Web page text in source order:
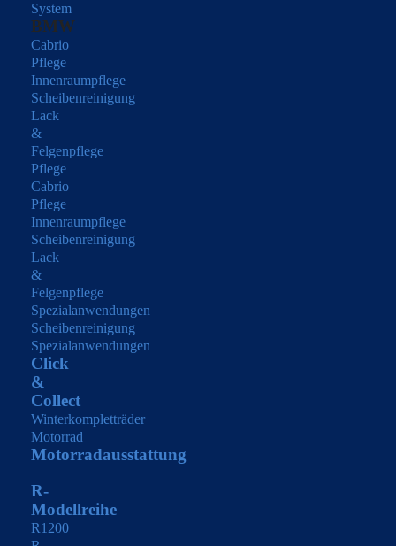
System
BMW
Cabrio
Pflege
Innenraumpflege
Scheibenreinigung
Lack
&
Felgenpflege
Pflege
Cabrio
Pflege
Innenraumpflege
Scheibenreinigung
Lack
&
Felgenpflege
Spezialanwendungen
Scheibenreinigung
Spezialanwendungen
Click
&
Collect
Winterkompletträder
Motorrad
Motorradausstattung
R-
Modellreihe
R1200